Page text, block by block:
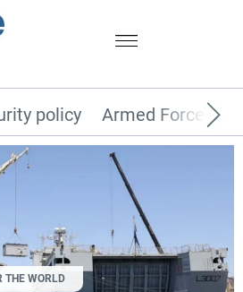
policy Armed Forces
THE WORLD